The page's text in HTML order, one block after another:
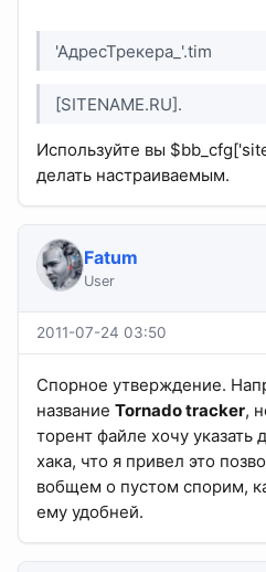
'АдресТрекера_'.tim
[SITENAME.RU].
Используйте вы
делать настраиваемым.
Fatum
User
2011-07-24 03:50
Спорное утверждение.
название Tornado tracker,
торент файле хочу
хака, что я привел это
вобщем о пустом спорим,
ему удобней.